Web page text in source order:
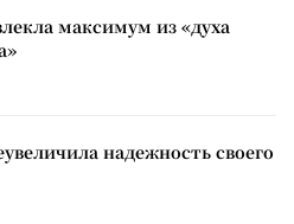
максимум из «духа
надежность своего